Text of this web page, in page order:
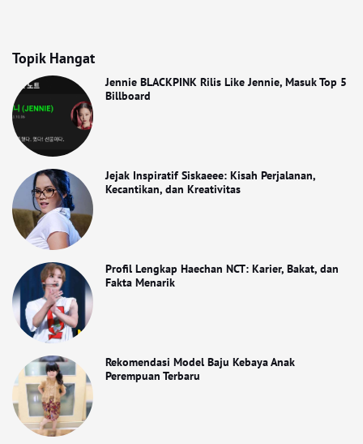
Topik Hangat
Jennie BLACKPINK Rilis Like Jennie, Masuk Top 5
Billboard
Jejak Inspiratif Siskaeee: Kisah Perjalanan,
Kecantikan, dan Kreativitas
Profil Lengkap Haechan NCT: Karier, Bakat, dan
Fakta Menarik
Rekomendasi Model Baju Kebaya Anak
Perempuan Terbaru